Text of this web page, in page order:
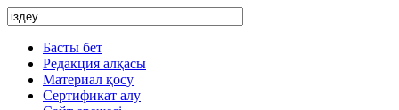
Басты бет
Редакция алқасы
Материал қосу
Сертификат алу